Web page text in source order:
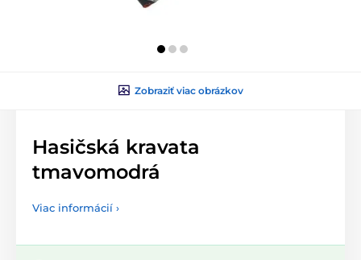
Zobraziť viac obrázkov
Hasičská kravata
tmavomodrá
Viac informácií ›